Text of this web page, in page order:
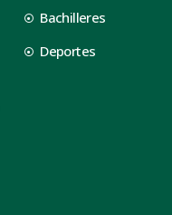
Bachilleres
Deportes